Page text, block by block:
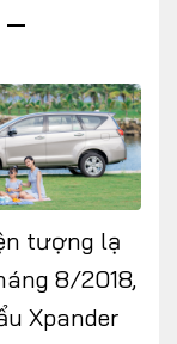
–
tượng lạ
8/2018,
Xpander